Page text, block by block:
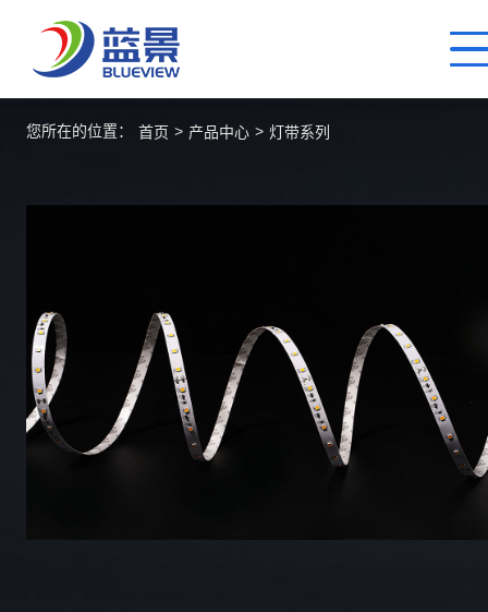
您所在的位置： 首页 > 产品中心 > 灯带系列